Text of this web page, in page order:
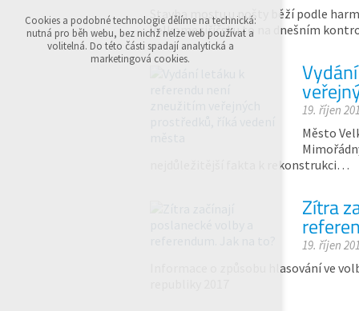
Stavba mostu u pošty běží podle
Velkomeziříčsku to na dnešním
19. říjen
Město
nejdůležitější fakta k rekonstrukci…
Zítra
19. říjen
Informace o způsobu hlasování ve
Přijmout všechny cookies
Odmítnout vše
Cookies a podobné technologie dělíme na technická:
nutná pro běh webu, bez nichž nelze web používat a
volitelná. Do této části spadají analytická a
marketingová cookies.